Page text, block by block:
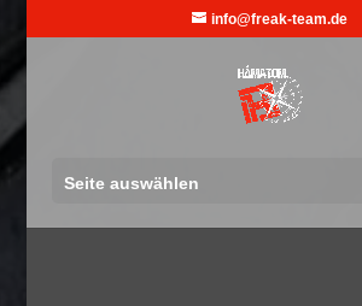
info@freak-team.de
Seite auswählen